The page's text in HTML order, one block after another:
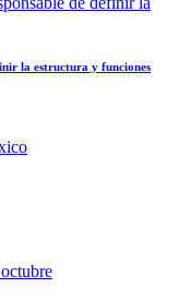
la estructura y funciones